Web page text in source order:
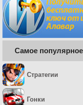
Самое популярное
Стратегии
Гонки